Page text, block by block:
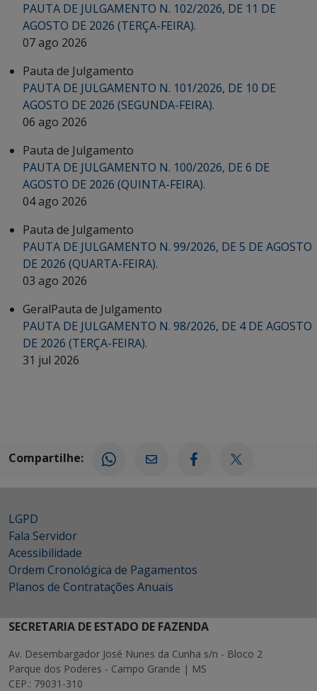
PAUTA DE JULGAMENTO N. 102/2026, DE 11 DE
AGOSTO DE 2026 (TERÇA-FEIRA).
07 ago 2026
Pauta de Julgamento
PAUTA DE JULGAMENTO N. 101/2026, DE 10 DE
AGOSTO DE 2026 (SEGUNDA-FEIRA).
06 ago 2026
Pauta de Julgamento
PAUTA DE JULGAMENTO N. 100/2026, DE 6 DE
AGOSTO DE 2026 (QUINTA-FEIRA).
04 ago 2026
Pauta de Julgamento
PAUTA DE JULGAMENTO N. 99/2026, DE 5 DE AGOSTO
DE 2026 (QUARTA-FEIRA).
03 ago 2026
GeralPauta de Julgamento
PAUTA DE JULGAMENTO N. 98/2026, DE 4 DE AGOSTO
DE 2026 (TERÇA-FEIRA).
31 jul 2026
Compartilhe:
LGPD
Fala Servidor
Acessibilidade
Ordem Cronológica de Pagamentos
Planos de Contratações Anuais
SECRETARIA DE ESTADO DE FAZENDA
Av. Desembargador José Nunes da Cunha s/n - Bloco 2
Parque dos Poderes - Campo Grande | MS
CEP.: 79031-310